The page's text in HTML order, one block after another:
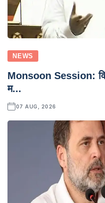
NEWS
Monsoon Session:
म...
07 AUG, 2026